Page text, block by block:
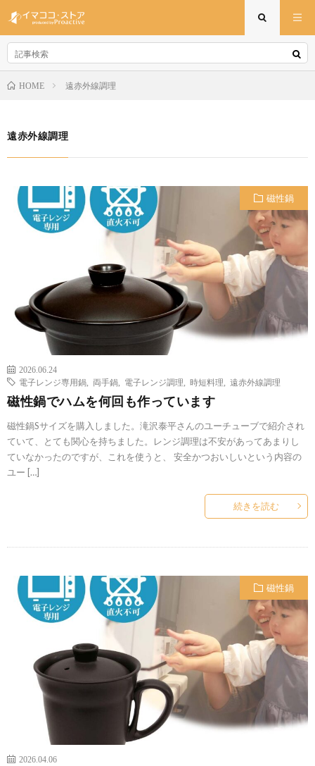
HOME 遠赤外線調理
遠赤外線調理
磁性鍋
2026.06.24
電子レンジ専用鍋
両手鍋 電子レンジ調理 時短料理 遠赤外線調理
磁性鍋でハムを何回も作っています
磁性鍋Sサイズを購入しました。滝沢泰平さんのユーチューブで紹介され
ていて、とても関心を持ちました。レンジ調理は不安があってあまりし
ていなかったのですが、これを使うと、 安全かつおいしいという内容の
ユー […]
続きを読む
磁性鍋
2026.04.06